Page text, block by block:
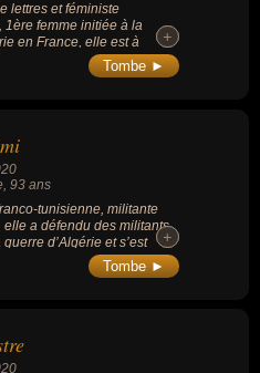
lettres et féministe
1ère femme initiée à la
en France, elle est à
de l'ordre maçonnique
« le Droit humain ».
+
+
Tombe ►
, 93 ans
tunisienne, militante
elle a défendu des militants
d’Algérie et s’est
de l’avortement
du viol.
+
+
Tombe ►